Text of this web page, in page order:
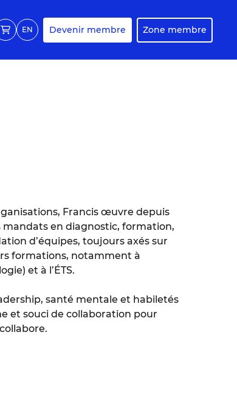
EN Devenir membre Zone membre
Francis œuvre depuis
mandats en diagnostic, formation,
d’équipes, toujours axés sur
formations, notamment à
et à l’ÉTS.
santé mentale et habiletés
et souci de collaboration pour